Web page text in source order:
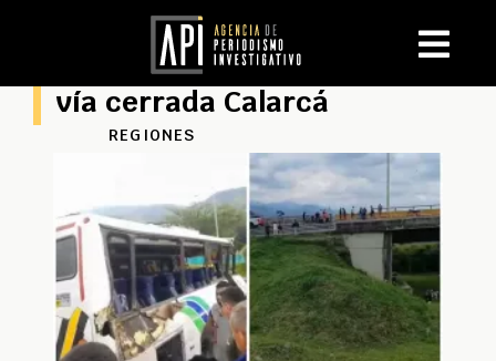
vía cerrada Calarcá
REGIONES